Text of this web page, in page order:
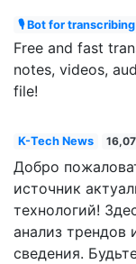
🎙 Bot for
Free and fast
notes, videos,
file!
K-Tech News
Добро
источник
технологий!
анализ трендов
сведения.